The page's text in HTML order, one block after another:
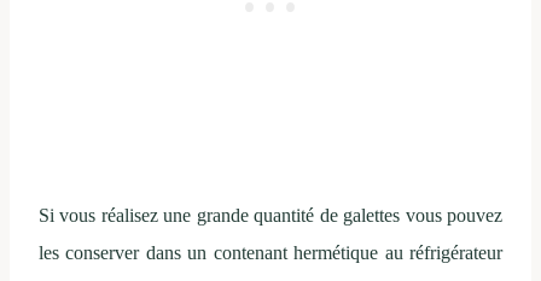
Si vous réalisez une grande quantité de galettes vous pouvez
les conserver dans un contenant hermétique au réfrigérateur